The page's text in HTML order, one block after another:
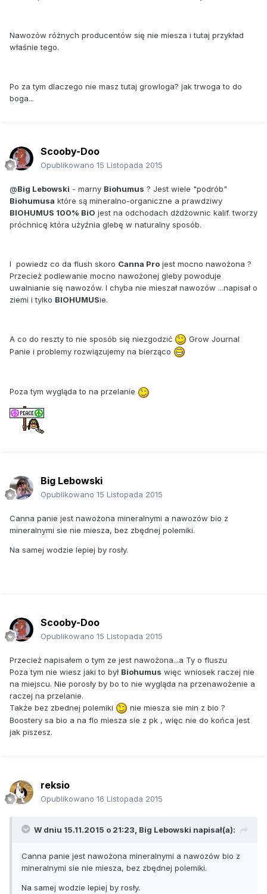
Nawozów różnych producentów się nie miesza i tutaj przykład
właśnie tego.
Po za tym dlaczego nie masz tutaj growloga? jak trwoga to do
boga...
Scooby-Doo
Opublikowano 15 Listopada 2015
@Big Lebowski - marny Biohumus ? Jest wiele "podrób"
Biohumusa które są mineralno-organiczne a prawdziwy
BIOHUMUS 100% BiO jest na odchodach dżdżownic kalif. tworzy
próchnicę która użyźnia glebę w naturalny sposób.
I powiedz co da flush skoro Canna Pro jest mocno nawożona ?
Przecież podlewanie mocno nawożonej gleby powoduje
uwalnianie się nawozów. I chyba nie mieszał nawozów ...napisał o
ziemi i tylko BIOHUMUSie.
A co do reszty to nie sposób się niezgodzić
Grow Journal
Panie i problemy rozwiązujemy na bierząco
Poza tym wygląda to na przelanie
Big Lebowski
Opublikowano 15 Listopada 2015
Canna panie jest nawożona mineralnymi a nawozów bio z
mineralnymi sie nie miesza, bez zbędnej polemiki.
Na samej wodzie lepiej by rosły.
Scooby-Doo
Opublikowano 15 Listopada 2015
Przecież napisałem o tym ze jest nawożona...a Ty o fluszu
Poza tym nie wiesz jaki to był Biohumus więc wniosek raczej nie
na miejscu. Nie porosły by bo to nie wygląda na przenawożenie a
raczej na przelanie.
Także bez zbednej polemiki
nie miesza sie min z bio ?
Boostery sa bio a na flo miesza sie z pk , więc nie do końca jest
jak piszesz.
reksio
Opublikowano 16 Listopada 2015
W dniu 15.11.2015 o 21:23, Big Lebowski napisał(a):
Canna panie jest nawożona mineralnymi a nawozów bio z
mineralnymi sie nie miesza, bez zbędnej polemiki.
Na samej wodzie lepiej by rosły.